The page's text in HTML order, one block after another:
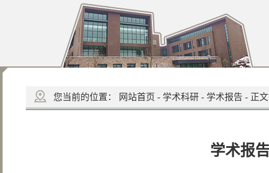
您当前的位置： 网站首页 - 学术科研- 学术报告- 正文
学术报